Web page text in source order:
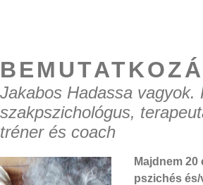
Jakabos Hadassa vagyok.
szakpszichológus,
tréner és coach
Majdnem
pszichés